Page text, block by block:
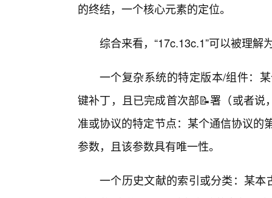
的终结，一个核心元素的定位。
综合来看，“17c.13c.1”可以被理
一个复杂系统的特定版本/组件：
键补丁，且已完成首次部📝署（或者
准或协议的特定节点：某个通信协议的
参数，且该参数具有唯一性。
一个历史文献的索引或分类：某